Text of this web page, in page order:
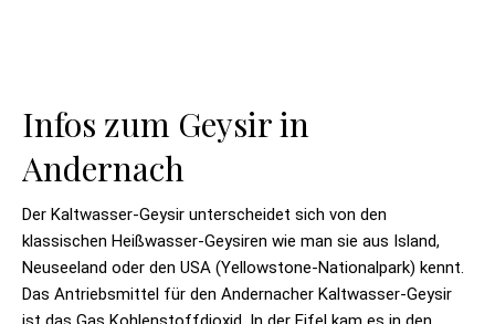
Infos zum Geysir in
Andernach
Der Kaltwasser-Geysir unterscheidet sich von den
klassischen Heißwasser-Geysiren wie man sie aus Island,
Neuseeland oder den USA (Yellowstone-Nationalpark) kennt.
Das Antriebsmittel für den Andernacher Kaltwasser-Geysir